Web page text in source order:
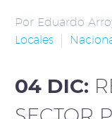
Por Eduardo
Locales
04 DIC: